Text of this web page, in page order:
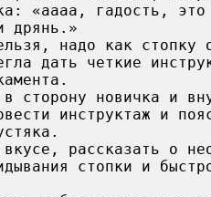
«аааа, гадость, это
дрянь.»
надо как стопку
дать четкие
сторону новичка и
инструктаж и
рассказать о
стопки и